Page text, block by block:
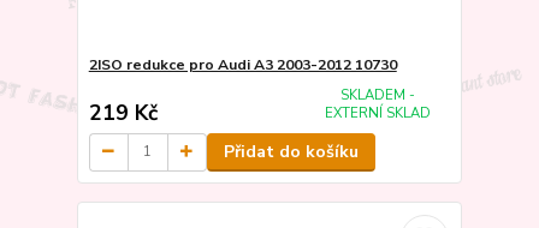
2ISO redukce pro Audi A3 2003-2012 10730
219 Kč
SKLADEM -
EXTERNÍ SKLAD
Přidat do košíku